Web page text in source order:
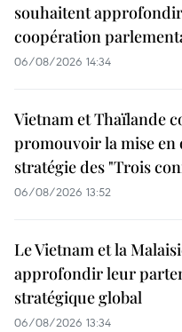
souhaitent
coopération
06/08/2026 14:34
Vietnam et Thaïlande
promouvoir la mise en
stratégie des "Trois
06/08/2026 13:52
Le Vietnam et la
approfondir leur
stratégique global
06/08/2026 13:34